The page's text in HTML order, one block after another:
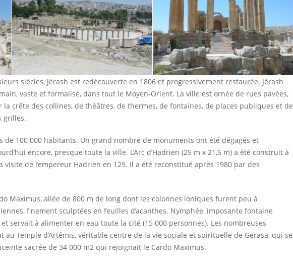
siècles, Jérash est redécouverte en 1806 et progressivement restaurée. Jérash
vaste et formalisé, dans tout le Moyen-Orient. La ville est ornée de rues pavées,
la crête des collines, de théâtres, de thermes, de fontaines, de places publiques et de
grilles.
de 100 000 habitants. Un grand nombre de monuments ont été dégagés et
encore, presque toute la ville. L’Arc d’Hadrien (25 m x 21,5 m) a été construit à
visite de l’empereur Hadrien en 129. Il a été reconstitué après 1980 par des
Maximus, allée de 800 m de long dont les colonnes ioniques furent peu à
finement sculptées en feuilles d’acanthes. Nymphée, imposante fontaine
servait à alimenter en eau toute la cité (15 000 personnes). Les nombreuses
au Temple d’Artémis, véritable centre de la vie sociale et spirituelle de Gerasa, qui se
sacrée de 34 000 m2 qui rejoignait le Cardo Maximus.